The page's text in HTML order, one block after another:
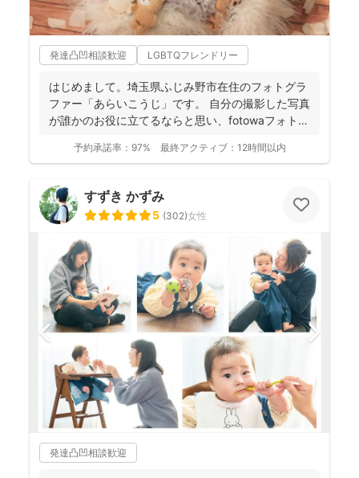
発達凸凹相談歓迎 LGBTQフレンドリー
はじめまして。埼玉県ふじみ野市在住のフォトグラ
ファー「あらいこうじ」です。 自分の撮影した写真
が誰かのお役に立てるならと思い、fotowaフォトグ
予約承諾率： 97% 最終アクティブ： 12時間以内
すずき かずみ
5 (302)女性
発達凸凹相談歓迎